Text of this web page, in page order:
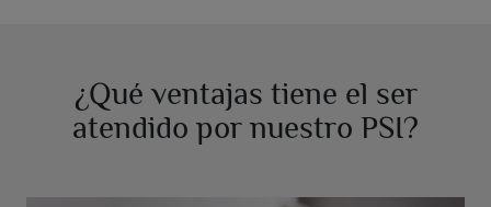
¿Qué ventajas tiene el ser
atendido por nuestro PSI?